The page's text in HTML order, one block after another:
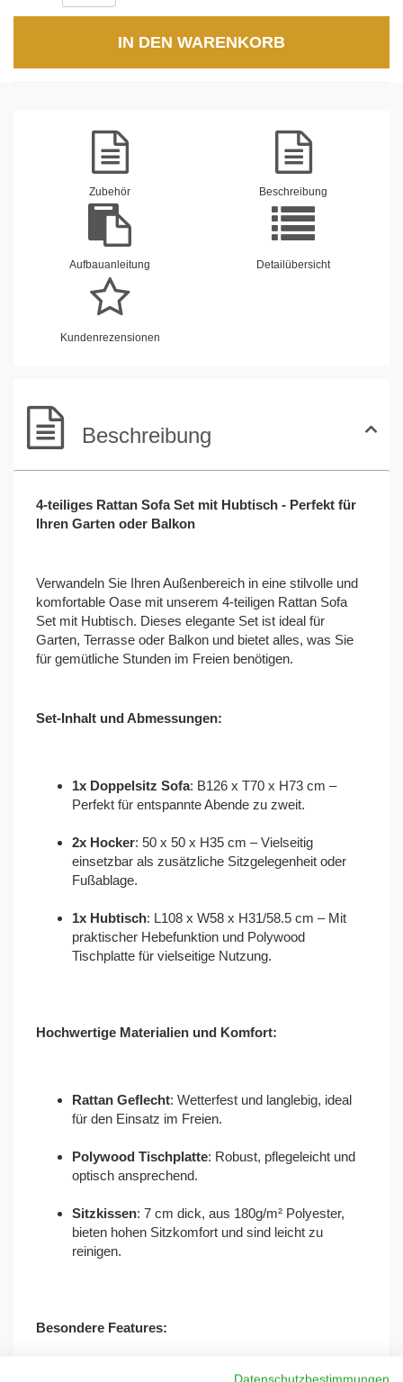
IN DEN WARENKORB
Zubehör Beschreibung
Aufbauanleitung Detailübersicht
Kundenrezensionen
Beschreibung
4-teiliges Rattan Sofa Set mit Hubtisch - Perfekt für
Ihren Garten oder Balkon
Verwandeln Sie Ihren Außenbereich in eine stilvolle und
komfortable Oase mit unserem 4-teiligen Rattan Sofa
Set mit Hubtisch. Dieses elegante Set ist ideal für
Garten, Terrasse oder Balkon und bietet alles, was Sie
für gemütliche Stunden im Freien benötigen.
Set-Inhalt und Abmessungen:
1x Doppelsitz Sofa: B126 x T70 x H73 cm –
Perfekt für entspannte Abende zu zweit.
2x Hocker: 50 x 50 x H35 cm – Vielseitig
einsetzbar als zusätzliche Sitzgelegenheit oder
Fußablage.
1x Hubtisch: L108 x W58 x H31/58.5 cm – Mit
praktischer Hebefunktion und Polywood
Tischplatte für vielseitige Nutzung.
Hochwertige Materialien und Komfort:
Rattan Geflecht: Wetterfest und langlebig, ideal
für den Einsatz im Freien.
Polywood Tischplatte: Robust, pflegeleicht und
optisch ansprechend.
Sitzkissen: 7 cm dick, aus 180g/m² Polyester,
bieten hohen Sitzkomfort und sind leicht zu
reinigen.
Besondere Features:
Datenschutzbestimmungen